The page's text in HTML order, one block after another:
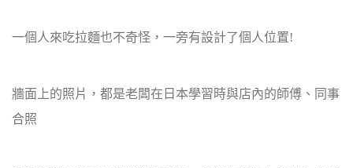
一個人來吃拉麵也不奇怪，一旁有設計了個人位置!
牆面上的照片，都是老闆在日本學習時與店內的師傅、同事
合照